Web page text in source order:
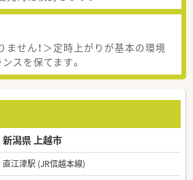
ません！＞定時上がりが基本の環境
スを保てます。
新潟県 上越市
直江津駅 (JR信越本線)